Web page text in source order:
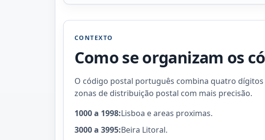
CONTEXTO
Como se organizam os
O código postal português combina quatro
zonas de distribuição postal com mais precisão.
1000 a 1998:Lisboa e areas proximas.
3000 a 3995:Beira Litoral.